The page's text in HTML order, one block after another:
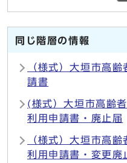
同じ階層の情報
（様式）大垣市高
請書
(様式）大垣市高齢
利用申請書・廃止届
（様式）大垣市高
利用申請書・変更廃